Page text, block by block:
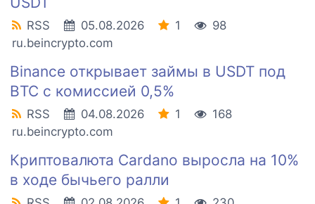
RSS 05.08.2026 1
98
ru.beincrypto.com
Binance открывает займы в USDT под
BTC с комиссией 0,5%
RSS 04.08.2026 1
168
ru.beincrypto.com
Криптовалюта Cardano выросла на 10%
в ходе бычьего ралли